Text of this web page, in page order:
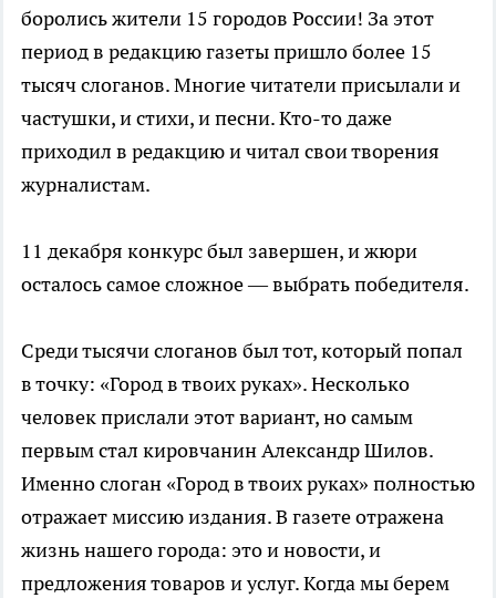
боролись жители 15 городов России! За этот
период в редакцию газеты пришло более 15
тысяч слоганов. Многие читатели присылали и
частушки, и стихи, и песни. Кто-то даже
приходил в редакцию и читал свои творения
журналистам.
11 декабря конкурс был завершен, и жюри
осталось самое сложное — выбрать победителя.
Среди тысячи слоганов был тот, который попал
в точку: «Город в твоих руках». Несколько
человек прислали этот вариант, но самым
первым стал кировчанин Александр Шилов.
Именно слоган «Город в твоих руках» полностью
отражает миссию издания. В газете отражена
жизнь нашего города: это и новости, и
предложения товаров и услуг. Когда мы берем